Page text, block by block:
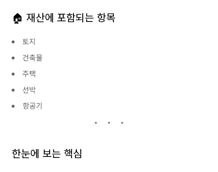
🏠 재산에 포함되는 항목
토지
건축물
주택
선박
항공기
한눈에 보는 핵심